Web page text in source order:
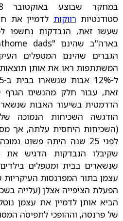
סטודנטיות רווקות
שעשו זאת, הנבדקות נחשפו
הגברים שהינם המטפלים
זאת, עבור חלק מהנשים הגרף
הדרמטית בשיעור האבות
הודגשה השכיחות הנמוכה
(השכיחות היחסית עלתה, אך
לפני 25 שנה היתה פשוט
שקיבלו הנבדקות הדגיש את
שנשארים בבית ומטפלים
עצמן בתור המפרנסות
הפעלת הציפייה אצלן (עלייה
הביא אותן לדמיין את עצמן
של פרנסה, וההופכי לתפיסה